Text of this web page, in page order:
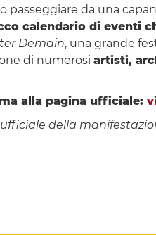
passeggiare da una
calendario di eventi
Demain, una grande
di numerosi artisti,
alla pagina ufficiale:
della